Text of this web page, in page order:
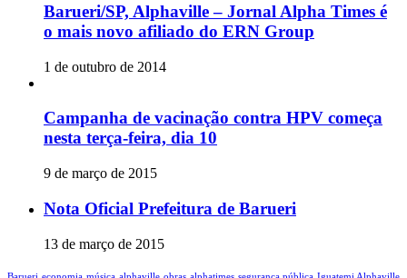
Barueri/SP, Alphaville – Jornal Alpha Times é
o mais novo afiliado do ERN Group
1 de outubro de 2014
Campanha de vacinação contra HPV começa
nesta terça-feira, dia 10
9 de março de 2015
Nota Oficial Prefeitura de Barueri
13 de março de 2015